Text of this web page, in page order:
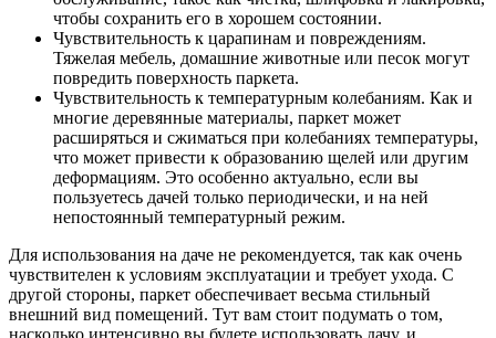
чтобы сохранить его в хорошем состоянии.
Чувствительность к царапинам и повреждениям.
Тяжелая мебель, домашние животные или песок могут
повредить поверхность паркета.
Чувствительность к температурным колебаниям. Как и
многие деревянные материалы, паркет может
расширяться и сжиматься при колебаниях температуры,
что может привести к образованию щелей или другим
деформациям. Это особенно актуально, если вы
пользуетесь дачей только периодически, и на ней
непостоянный температурный режим.
Для использования на даче не рекомендуется, так как очень
чувствителен к условиям эксплуатации и требует ухода. С
другой стороны, паркет обеспечивает весьма стильный
внешний вид помещений. Тут вам стоит подумать о том,